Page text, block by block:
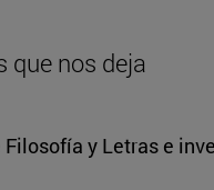
que nos deja
y Letras e